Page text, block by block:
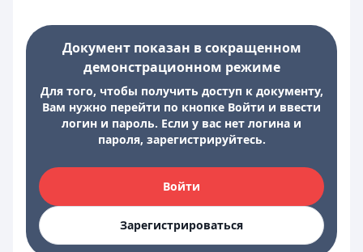
Документ показан в сокращенном
демонстрационном режиме
Для того, чтобы получить доступ к документу,
Вам нужно перейти по кнопке Войти и ввести
логин и пароль. Если у вас нет логина и
пароля, зарегистрируйтесь.
Войти
Зарегистрироваться